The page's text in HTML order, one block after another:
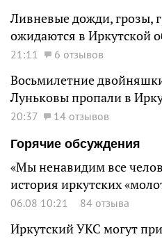
Ливневые дожди, грозы,
ожидаются в Иркутской
21:11 6 отзывов
Восьмилетние
Луньковы пропали в
20:37
14 отзывов
Горячие обсуждения
«Мы ненавидим все
история иркутских
06.08 10:21 84 отзыва
Иркутский УКС могут